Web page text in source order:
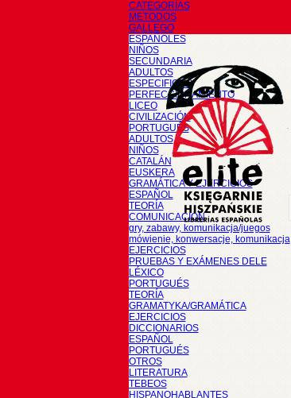
CATEGORÍAS
METODOS
GALLEGO
ESPAÑOLES
NIÑOS
SECUNDARIA
ADULTOS
ESPECIFICOS
PERFECCIONAMIENTO
LICEO
CIVILIZACIÓN
PORTUGUÉS
ADULTOS
NIÑOS
CATALÁN
EUSKERA
GRAMÁTICA Y EJERCICIOS
ESPAÑOL
TEORÍA
COMUNICACIÓN
gry, zabawy, komunikacja/juegos
mówienie, konwersacje, komunikacja
EJERCICIOS
PRUEBAS Y EXÁMENES DELE
LÉXICO
PORTUGUÉS
TEORÍA
GRAMATYKA/GRAMÁTICA
EJERCICIOS
DICCIONARIOS
ESPAÑOL
PORTUGUÉS
OTROS
LITERATURA
TEBEOS
HISPANOHABLANTES